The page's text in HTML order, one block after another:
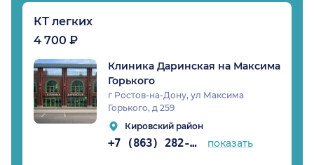
КТ легких
4 700 ₽
Клиника Даринская на Максима
Горького
г Ростов-на-Дону, ул Максима
Горького, д 259
Кировский район
+7 (863) 282-93-23 показать